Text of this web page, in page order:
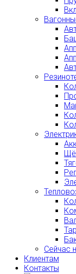
Сейчас
Клиентам
Контакты